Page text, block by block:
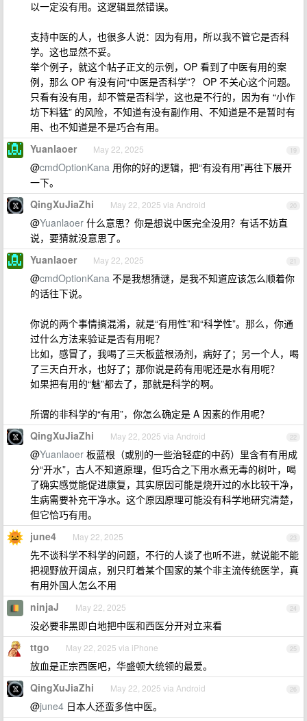
以一定没有用。这逻辑显然错误。
支持中医的人，也很多人说：因为有用，所以我不管它是否科
学。这也显然不妥。
举个例子，就这个帖子正文的示例，OP 看到了中医有用的案
例，那么 OP 有没有问“中医是否科学”？ OP 不关心这个问题。
只看有没有用，却不管是否科学，这也是不行的，因为有 “小作
坊下料猛” 的风险，不知道有没有副作用、不知道是不是暂时有
用、也不知道是不是巧合有用。
19
Yuanlaoer May 22, 2025
@cmdOptionKana 用你的好的逻辑，把“有没有用”再往下展开
一下。
20
QingXuJiaZhi May 22, 2025 via Android
@Yuanlaoer 什么意思？你是想说中医完全没用？有话不妨直
说，要猜就没意思了。
21
Yuanlaoer May 22, 2025
@cmdOptionKana 不是我想猜谜，是我不知道应该怎么顺着你
的话往下说。
你说的两个事情搞混淆，就是“有用性”和“科学性”。那么，你通
过什么方法来验证是否有用呢？
比如，感冒了，我喝了三天板蓝根汤剂，病好了；另一个人，喝
了三天白开水，也好了；那你说是药有用呢还是水有用呢？
如果把有用的“魅”都去了，那就是科学的啊。
所谓的非科学的“有用”，你怎么确定是 A 因素的作用呢？
22
QingXuJiaZhi May 22, 2025 via Android
@Yuanlaoer 板蓝根（或别的一些治轻症的中药）里含有有用成
分“开水”，古人不知道原理，但巧合之下用水煮无毒的树叶，喝
了确实感觉能促进康复，其实原因可能是烧开过的水比较干净，
生病需要补充干净水。这个原因原理可能没有科学地研究清楚，
但它恰巧有用。
23
june4 May 22, 2025
先不谈科学不科学的问题，不行的人谈了也听不进，就说能不能
把视野放开阔点，别只盯着某个国家的某个非主流传统医学，真
有用外国人怎么不用
24
ninjaJ May 22, 2025
没必要非黑即白地把中医和西医分开对立来看
25
ttgo May 22, 2025 via iPhone
放血是正宗西医吧，华盛顿大统领的最爱。
26
QingXuJiaZhi May 22, 2025 via Android
@june4 日本人还蛮多信中医。